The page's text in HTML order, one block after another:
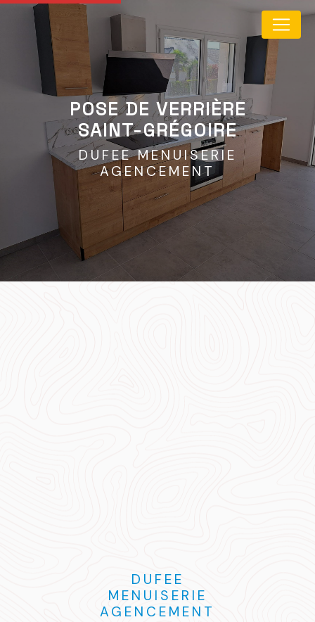
POSE DE VERRIÈRE
SAINT-GRÉGOIRE
DUFEE MENUISERIE
AGENCEMENT
DUFEE
MENUISERIE
AGENCEMENT
Panneau de gestion des cookies